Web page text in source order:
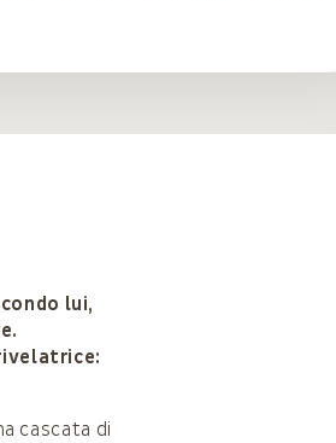
lui,
cascata di